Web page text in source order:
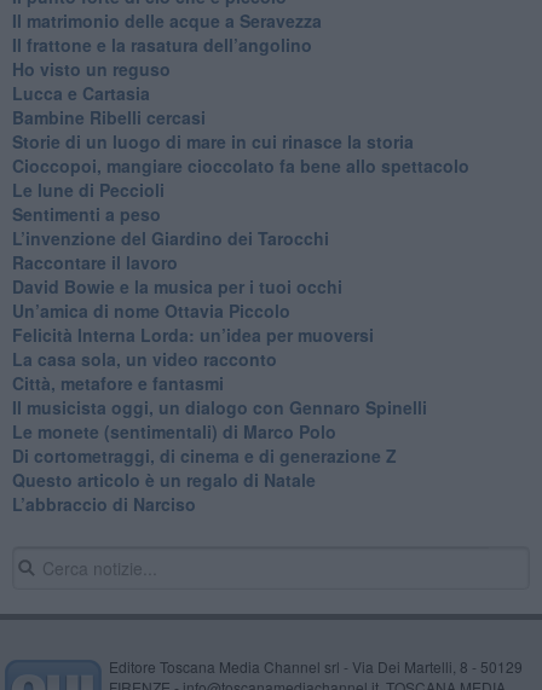
​Il matrimonio delle acque a Seravezza
​Il frattone e la rasatura dell’angolino
​Ho visto un reguso
Lucca e Cartasia
Bambine Ribelli cercasi
Storie di un luogo di mare in cui rinasce la storia
Cioccopoi, mangiare cioccolato fa bene allo spettacolo
​Le lune di Peccioli
​Sentimenti a peso
​L’invenzione del Giardino dei Tarocchi
​Raccontare il lavoro
David Bowie e la musica per i tuoi occhi
Un’amica di nome Ottavia Piccolo
​Felicità Interna Lorda: un’idea per muoversi
​La casa sola, un video racconto
​Città, metafore e fantasmi
Il musicista oggi, un dialogo con Gennaro Spinelli
Le monete (sentimentali) di Marco Polo
​Di cortometraggi, di cinema e di generazione Z
​Questo articolo è un regalo di Natale
L’abbraccio di Narciso
Editore Toscana Media Channel srl - Via Dei Martelli, 8 - 50129